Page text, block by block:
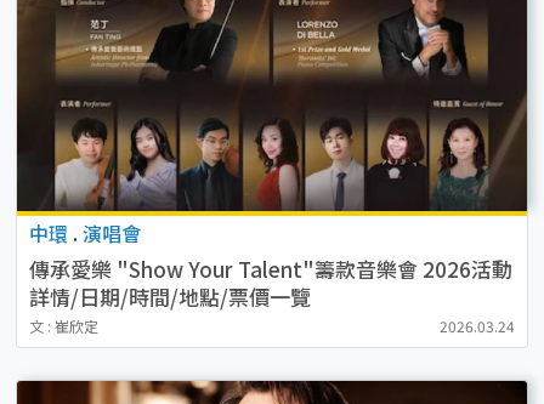
中環 . 演唱會
傳承愛樂 "Show Your Talent"籌款音樂會 2026活動
詳情/日期/時間/地點/票價一覽
文 : 崔欣定 2026.03.24